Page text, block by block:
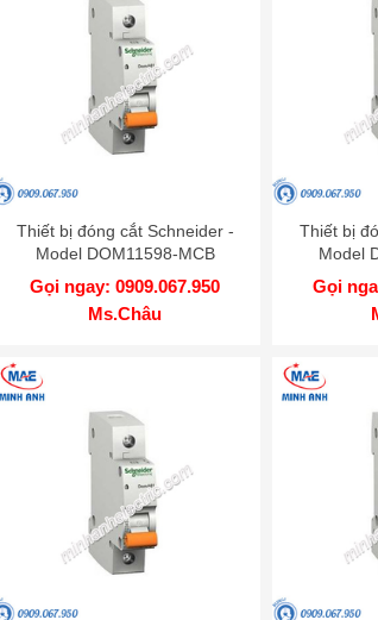
Thiết bị đóng cắt Schneider -
Model DOM11598-MCB
Gọi ngay: 0909.067.950
Ms.Châu
Thiết bị
Model
Gọi